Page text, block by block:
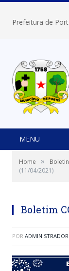
MENU
Home »
(11/04/2021)
Boletim
POR ADMINISTRADOR